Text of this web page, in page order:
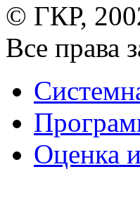
© ГКР,
Все права
Оценка